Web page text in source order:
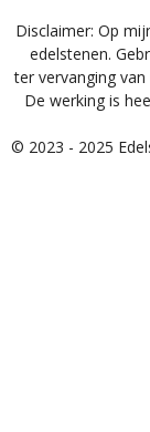
Disclaimer: Op
edelstenen.
ter vervanging
De werking is
© 2023 - 2025